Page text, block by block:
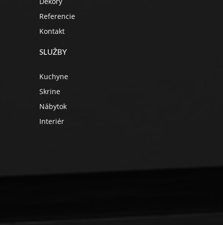
Referencie
Kontakt
SLUŽBY
Kuchyne
Skrine
Nábytok
Interiér